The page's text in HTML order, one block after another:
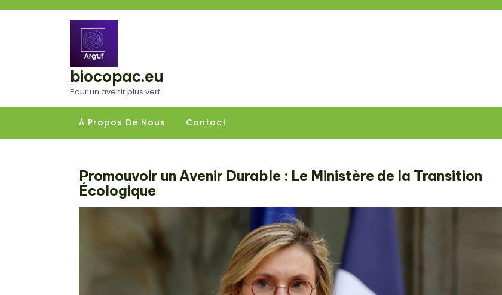
biocopac.eu
Pour un avenir plus vert
À Propos De Nous Contact
Promouvoir un Avenir Durable : Le Ministère de la Transition
Écologique